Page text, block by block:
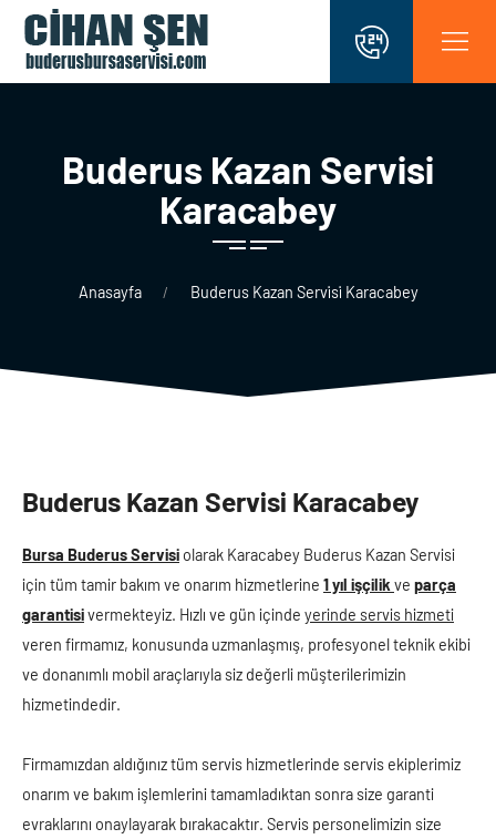
Buderus Kazan Servi̇si̇
Karacabey
Anasayfa Buderus Kazan Servi̇si̇ Karacabey
Buderus Kazan Servi̇si̇ Karacabey
Bursa Buderus Servisi olarak Karacabey Buderus Kazan Servisi
için tüm tamir bakım ve onarım hizmetlerine 1 yıl işçilik ve parça
garantisivermekteyiz. Hızlı ve gün içinde yerinde servis hizmeti
veren firmamız, konusunda uzmanlaşmış, profesyonel teknik ekibi
ve donanımlı mobil araçlarıyla siz değerli müşterilerimizin
hizmetindedir.
Firmamızdan aldığınız tüm servis hizmetlerinde servis ekiplerimiz
onarım ve bakım işlemlerini tamamladıktan sonra size garanti
evraklarını onaylayarak bırakacaktır. Servis personelimizin size